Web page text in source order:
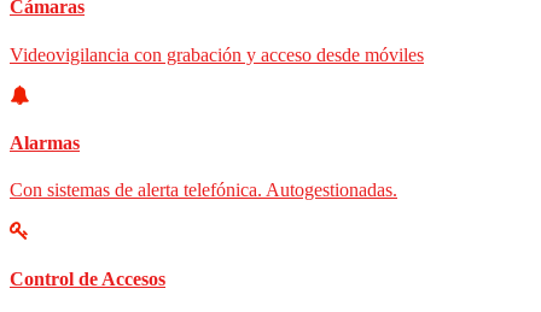
Cámaras
Videovigilancia con grabación y acceso desde móviles
Alarmas
Con sistemas de alerta telefónica. Autogestionadas.
Control de Accesos